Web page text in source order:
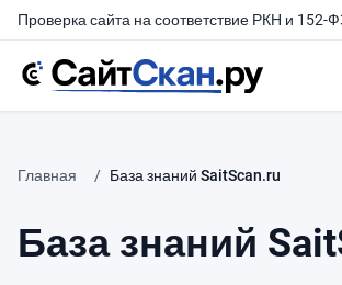
Проверка сайта на соответствие РКН и 152-
Главная / База знаний SaitScan.ru
База знаний